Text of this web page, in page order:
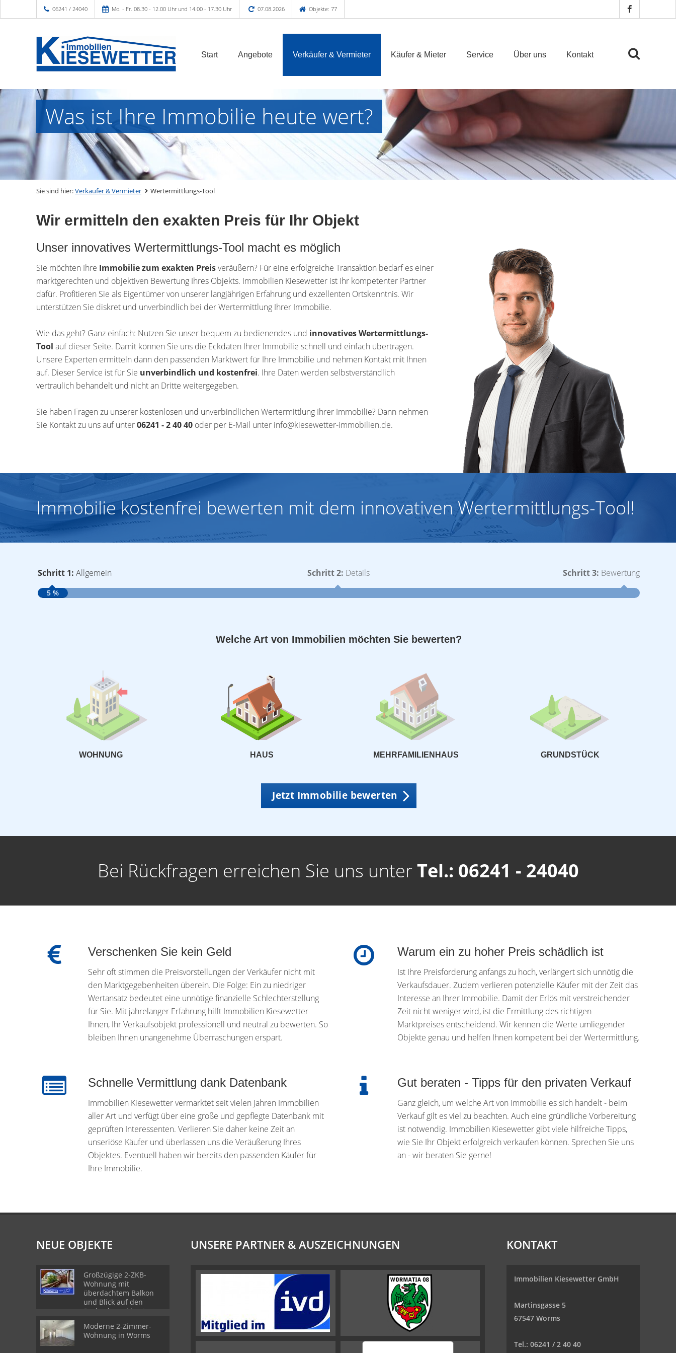
06241 / 24040 Mo. - Fr. 08.30 - 12.00 Uhr und 14.00 - 17.30 Uhr 07.08.2026 Objekte: 77
Start Angebote Verkäufer & Vermieter Käufer & Mieter Service Über uns Kontakt
Was ist Ihre Immobilie heute wert?
Sie sind hier:Verkäufer & Vermieter Wertermittlungs-Tool
Wir ermitteln den exakten Preis für Ihr Objekt
Unser innovatives Wertermittlungs-Tool macht es möglich
Sie möchten Ihre Immobilie zum exakten Preisveräußern? Für eine erfolgreiche Transaktion bedarf es einer
marktgerechten und objektiven Bewertung Ihres Objekts. Immobilien Kiesewetter ist Ihr kompetenter Partner
dafür. Profitieren Sie als Eigentümer von unserer langjährigen Erfahrung und exzellenten Ortskenntnis. Wir
unterstützen Sie diskret und unverbindlich bei der Wertermittlung Ihrer Immobilie.
Wie das geht? Ganz einfach: Nutzen Sie unser bequem zu bedienendes und innovatives Wertermittlungs-
Tool auf dieser Seite. Damit können Sie uns die Eckdaten Ihrer Immobilie schnell und einfach übertragen.
Unsere Experten ermitteln dann den passenden Marktwert für Ihre Immobilie und nehmen Kontakt mit Ihnen
auf. Dieser Service ist für Sie unverbindlich und kostenfrei. Ihre Daten werden selbstverständlich
vertraulich behandelt und nicht an Dritte weitergegeben.
Sie haben Fragen zu unserer kostenlosen und unverbindlichen Wertermittlung Ihrer Immobilie? Dann nehmen
Sie Kontakt zu uns auf unter06241 - 2 40 40 oder per E-Mail unter info@kiesewetter-immobilien.de.
Immobilie kostenfrei bewerten mit dem innovativen Wertermittlungs-Tool!
Schritt 1: Allgemein Schritt 2: Details Schritt 3: Bewertung
5 %
Welche Art von Immobilien möchten Sie bewerten?
WOHNUNG HAUS MEHRFAMILIENHAUS GRUNDSTÜCK
Jetzt Immobilie bewerten
Bei Rückfragen erreichen Sie uns unterTel.: 06241 - 24040
Verschenken Sie kein Geld
Sehr oft stimmen die Preisvorstellungen der Verkäufer nicht mit
den Marktgegebenheiten überein. Die Folge: Ein zu niedriger
Wertansatz bedeutet eine unnötige finanzielle Schlechterstellung
für Sie. Mit jahrelanger Erfahrung hilft Immobilien Kiesewetter
Ihnen, Ihr Verkaufsobjekt professionell und neutral zu bewerten. So
bleiben Ihnen unangenehme Überraschungen erspart.
Warum ein zu hoher Preis schädlich ist
Ist Ihre Preisforderung anfangs zu hoch, verlängert sich unnötig die
Verkaufsdauer. Zudem verlieren potenzielle Käufer mit der Zeit das
Interesse an Ihrer Immobilie. Damit der Erlös mit verstreichender
Zeit nicht weniger wird, ist die Ermittlung des richtigen
Marktpreises entscheidend. Wir kennen die Werte umliegender
Objekte genau und helfen Ihnen kompetent bei der Wertermittlung.
Schnelle Vermittlung dank Datenbank
Immobilien Kiesewetter vermarktet seit vielen Jahren Immobilien
aller Art und verfügt über eine große und gepflegte Datenbank mit
geprüften Interessenten. Verlieren Sie daher keine Zeit an
unseriöse Käufer und überlassen uns die Veräußerung Ihres
Objektes. Eventuell haben wir bereits den passenden Käufer für
Ihre Immobilie.
Gut beraten - Tipps für den privaten Verkauf
Ganz gleich, um welche Art von Immobilie es sich handelt - beim
Verkauf gilt es viel zu beachten. Auch eine gründliche Vorbereitung
ist notwendig. Immobilien Kiesewetter gibt viele hilfreiche Tipps,
wie Sie Ihr Objekt erfolgreich verkaufen können. Sprechen Sie uns
an - wir beraten Sie gerne!
NEUE OBJEKTE
Großzügige 2-ZKB-
Wohnung mit
überdachtem Balkon
und Blick auf den
Seebach - ruhige Lage
Moderne 2-Zimmer-
Wohnung in Worms
UNSERE PARTNER & AUSZEICHNUNGEN KONTAKT
Immobilien Kiesewetter GmbH
Martinsgasse 5
67547 Worms
Tel.: 06241 / 2 40 40